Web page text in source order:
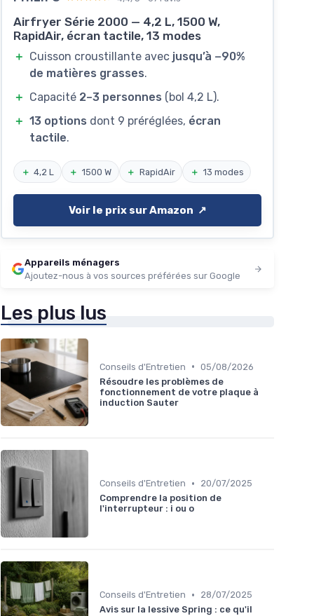
Airfryer Série 2000 — 4,2 L, 1500 W,
RapidAir, écran tactile, 13 modes
＋ Cuisson croustillante avec jusqu’à −90%
de matières grasses.
＋ Capacité 2–3 personnes (bol 4,2 L).
＋ 13 options dont 9 préréglées, écran
tactile.
＋ 4,2 L ＋ 1500 W ＋ RapidAir ＋ 13 modes
Voir le prix sur Amazon ↗️
Appareils ménagers
Ajoutez-nous à vos sources préférées sur Google
Les plus lus
Conseils d'Entretien • 05/08/2026
Résoudre les problèmes de
fonctionnement de votre plaque à
induction Sauter
Conseils d'Entretien •
20/07/2025
Comprendre la position de
l'interrupteur : i ou o
Conseils d'Entretien •
28/07/2025
Avis sur la lessive Spring : ce qu'il